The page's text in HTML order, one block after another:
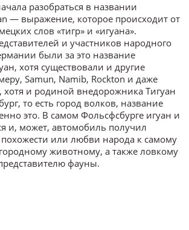
разобраться в названии
— выражение, которое происходит от
слов «тигр» и «игуана».
и участников народного
были за это название
хотя существовали и другие
Samun, Namib, Rockton и даже
хотя и родиной внедорожника Тигуан
то есть город волков, название
это. В самом Фольсфсбурге игуан и
и, может, автомобиль получил
или любви народа к самому
животному, а также ловкому
фауны.